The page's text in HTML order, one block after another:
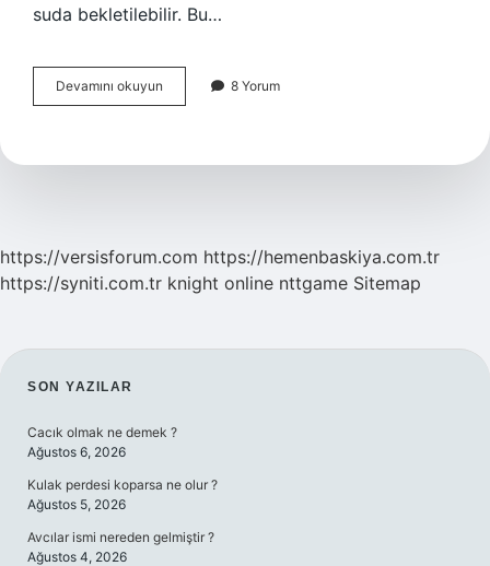
suda bekletilebilir. Bu…
Devamını okuyun Çimlendirme
Toprağı
8 Yorum
https://versisforum.com https://hemenbaskiya.com.tr
https://syniti.com.tr knight online nttgame Sitemap
SIDEBAR
SON YAZILAR
Cacık olmak ne demek ?
Ağustos 6, 2026
Kulak perdesi koparsa ne olur ?
Ağustos 5, 2026
Avcılar ismi nereden gelmiştir ?
Ağustos 4, 2026